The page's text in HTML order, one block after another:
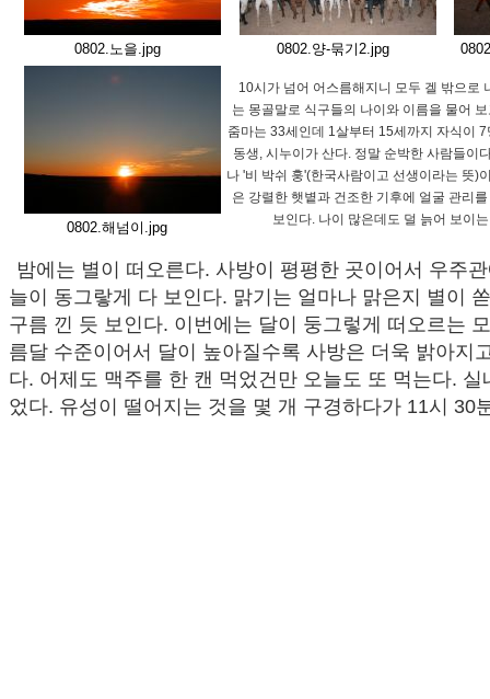
0802.노을.jpg 0802.양-묶기2.jpg
0802.해넘이.jpg
10시가 넘어 어스름해지니 모두 겔 밖으로
는 몽골말로 식구들의 나이와 이름을 물어
줌마는 33세인데 1살부터 15세까지 자식이
동생, 시누이가 산다. 정말 순박한 사람들이
나 '비 박쉬 훙'(한국사람이고 선생이라는 뜻)
은 강렬한 햇볕과 건조한 기후에 얼굴 관리
보인다. 나이 많은데도 덜 늙어 보이
밤에는 별이 떠오른다. 사방이 평평한 곳이어서 우주
늘이 동그랗게 다 보인다. 맑기는 얼마나 맑은지 별이
구름 낀 듯 보인다. 이번에는 달이 둥그렇게 떠오르는
름달 수준이어서 달이 높아질수록 사방은 더욱 밝아지
다. 어제도 맥주를 한 캔 먹었건만 오늘도 또 먹는다.
었다. 유성이 떨어지는 것을 몇 개 구경하다가 11시 30